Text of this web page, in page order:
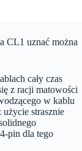
CL1 uznać można
cały czas
z racji matowości
w kablu
strasznie
pin dla tego